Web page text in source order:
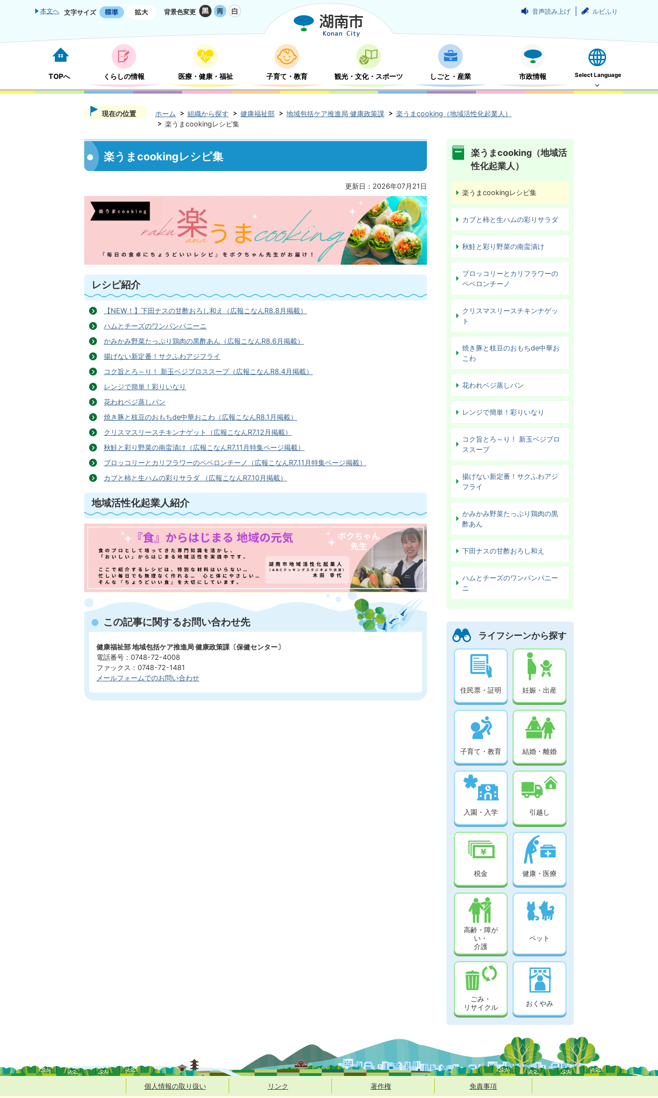
本文へ 文字サイズ 背景色変更 音声読み上げ ルビふり
TOPへ くらしの情報 医療・健康・福祉 子育て・教育 観光・文化・スポーツ しごと・産業 市政情報 Select Language
現在の位置 ホーム 組織から探す 健康福祉部 地域包括ケア推進局 健康政策課
楽うまcooking（地域活性化起業人）
楽うまcookingレシピ集
楽うまcookingレシピ集
更新日：2026年07月21日
レシピ紹介
【NEW！】下田ナスの甘酢おろし和え（広報こなんR8.8月掲載）
ハムとチーズのワンパンパニーニ
かみかみ野菜たっぷり鶏肉の黒酢あん（広報こなんR8.6月掲載）
揚げない新定番！サクふわアジフライ
コク旨とろ～り！ 新玉ベジブロススープ（広報こなんR8.4月掲載）
レンジで簡単！彩りいなり
花われベジ蒸しパン
焼き豚と枝豆のおもちde中華おこわ（広報こなんR8.1月掲載）
クリスマスリースチキンナゲット（広報こなんR7.12月掲載）
秋鮭と彩り野菜の南蛮漬け（広報こなんR7.11月特集ページ掲載）
ブロッコリーとカリフラワーのペペロンチーノ（広報こなんR7.11月特集ページ掲載）
カブと柿と生ハムの彩りサラダ （広報こなんR7.10月掲載）
地域活性化起業人紹介
この記事に関するお問い合わせ先
健康福祉部 地域包括ケア推進局 健康政策課〔保健センター〕
電話番号：0748-72-4008
ファックス：0748-72-1481
メールフォームでのお問い合わせ
楽うまcooking（地域活
性化起業人）
楽うまcookingレシピ集
カブと柿と生ハムの彩りサラダ
秋鮭と彩り野菜の南蛮漬け
ブロッコリーとカリフラワーの
ペペロンチーノ
クリスマスリースチキンナゲッ
ト
焼き豚と枝豆のおもちde中華お
こわ
花われベジ蒸しパン
レンジで簡単！彩りいなり
コク旨とろ～り！ 新玉ベジブロ
ススープ
揚げない新定番！サクふわアジ
フライ
かみかみ野菜たっぷり鶏肉の黒
酢あん
下田ナスの甘酢おろし和え
ハムとチーズのワンパンパニー
ニ
ライフシーンから探す
住民票・証明 妊娠・出産
子育て・教育 結婚・離婚
入園・入学 引越し
税金 健康・医療
高齢・障が
い・
介護
ペット
ごみ・
リサイクル
おくやみ
個人情報の取り扱い リンク 著作権 免責事項